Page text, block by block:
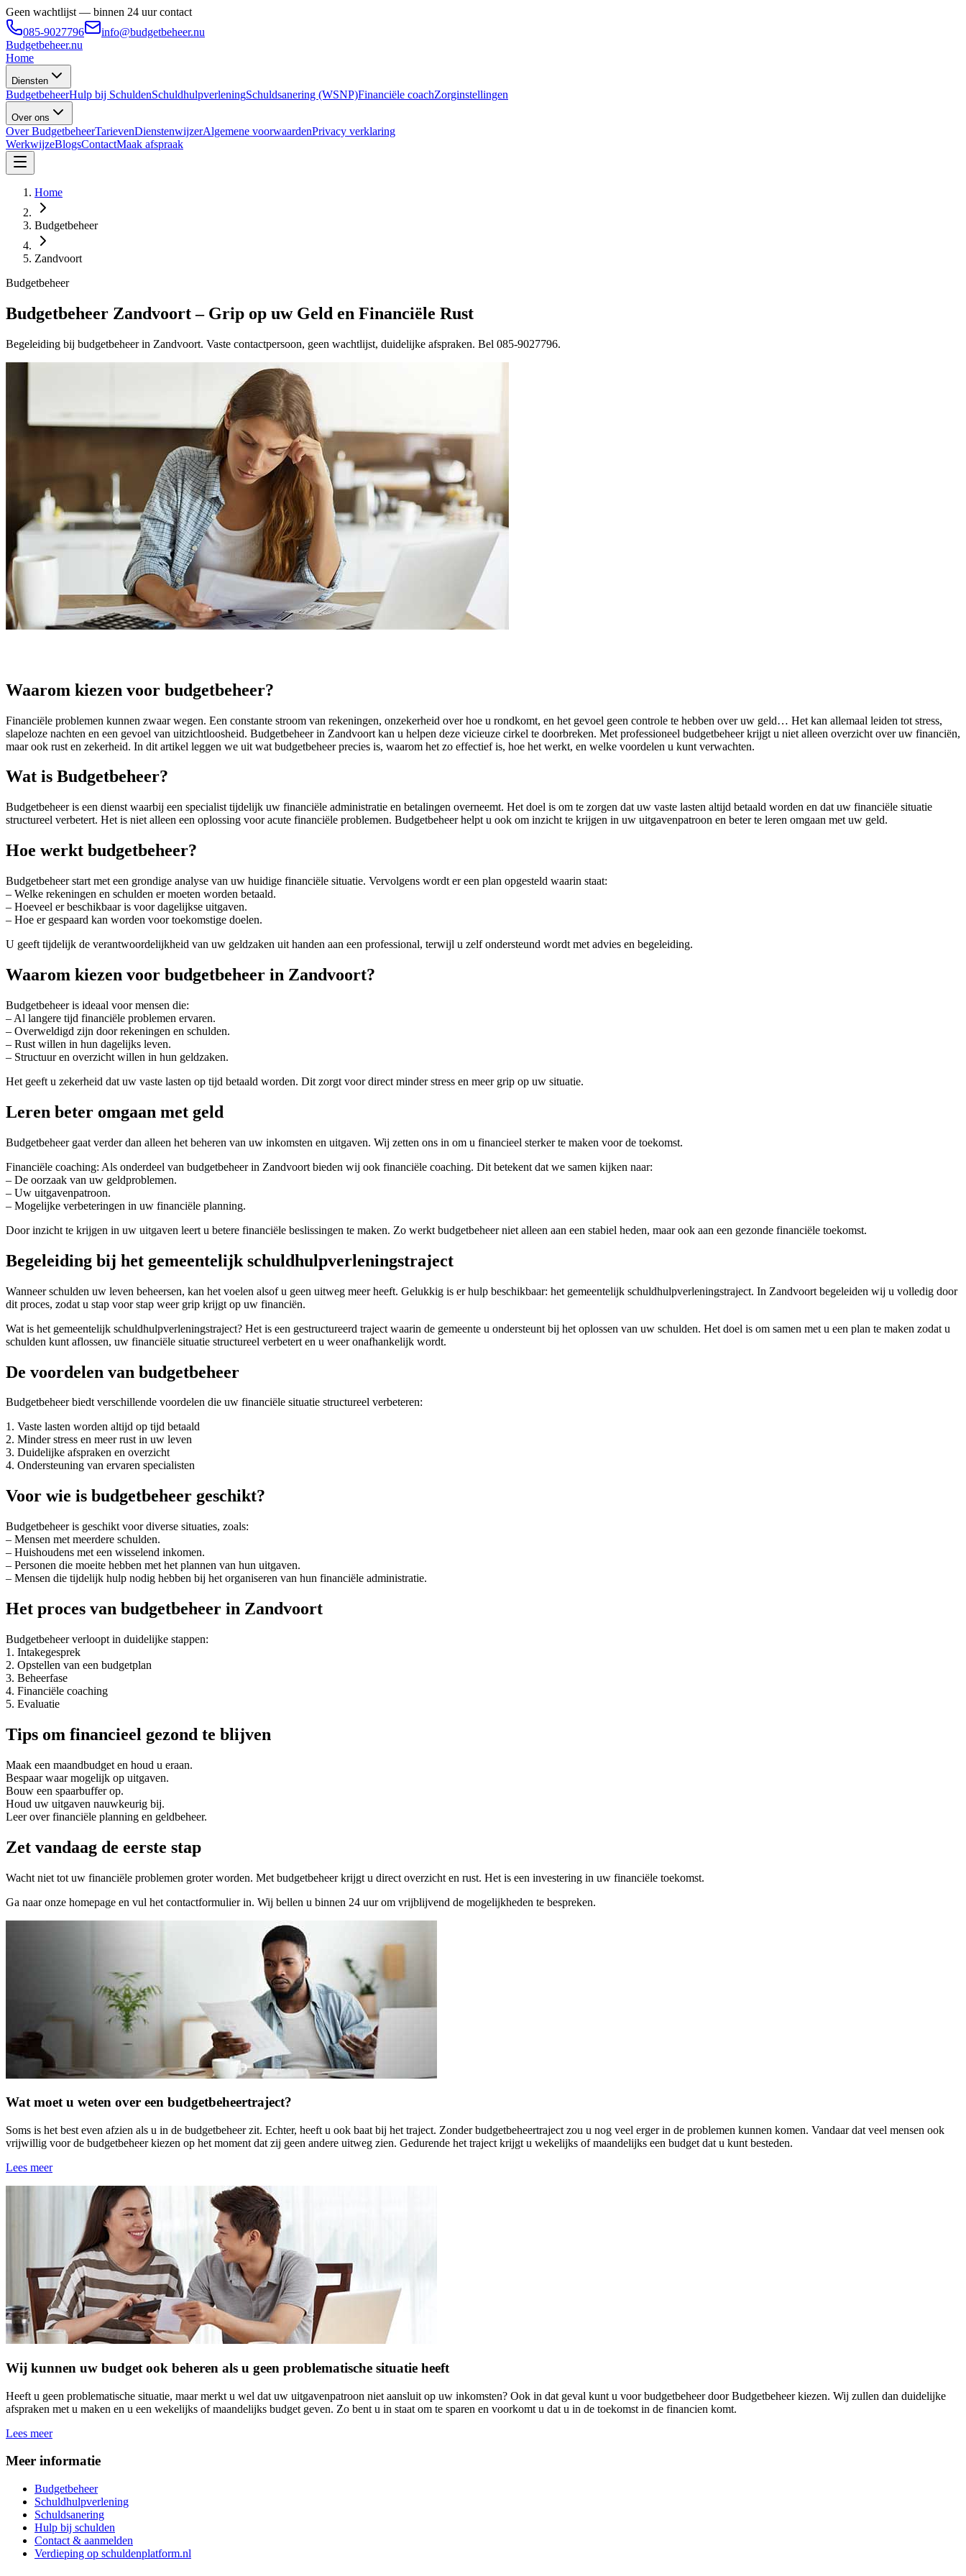
Geen wachtlijst — binnen 24 uur contact
085-9027796
info@budgetbeheer.nu
Budgetbeheer.nu
Home
Diensten
BudgetbeheerHulp bij SchuldenSchuldhulpverleningSchuldsanering (WSNP)Financiële coachZorginstellingen
Over ons
Over BudgetbeheerTarievenDienstenwijzerAlgemene voorwaardenPrivacy verklaring
WerkwijzeBlogsContactMaak afspraak
Home
Budgetbeheer
Zandvoort
Budgetbeheer
Budgetbeheer Zandvoort – Grip op uw Geld en Financiële Rust
Begeleiding bij budgetbeheer in Zandvoort. Vaste contactpersoon, geen wachtlijst, duidelijke afspraken. Bel 085-9027796.
Waarom kiezen voor budgetbeheer?
Financiële problemen kunnen zwaar wegen. Een constante stroom van rekeningen, onzekerheid over hoe u rondkomt, en het gevoel geen controle te hebben over uw geld… Het kan allemaal leiden tot stress,
slapeloze nachten en een gevoel van uitzichtloosheid. Budgetbeheer in Zandvoort kan u helpen deze vicieuze cirkel te doorbreken. Met professioneel budgetbeheer krijgt u niet alleen overzicht over uw financiën,
maar ook rust en zekerheid. In dit artikel leggen we uit wat budgetbeheer precies is, waarom het zo effectief is, hoe het werkt, en welke voordelen u kunt verwachten.
Wat is Budgetbeheer?
Budgetbeheer is een dienst waarbij een specialist tijdelijk uw financiële administratie en betalingen overneemt. Het doel is om te zorgen dat uw vaste lasten altijd betaald worden en dat uw financiële situatie
structureel verbetert. Het is niet alleen een oplossing voor acute financiële problemen. Budgetbeheer helpt u ook om inzicht te krijgen in uw uitgavenpatroon en beter te leren omgaan met uw geld.
Hoe werkt budgetbeheer?
Budgetbeheer start met een grondige analyse van uw huidige financiële situatie. Vervolgens wordt er een plan opgesteld waarin staat:
– Welke rekeningen en schulden er moeten worden betaald.
– Hoeveel er beschikbaar is voor dagelijkse uitgaven.
– Hoe er gespaard kan worden voor toekomstige doelen.
U geeft tijdelijk de verantwoordelijkheid van uw geldzaken uit handen aan een professional, terwijl u zelf ondersteund wordt met advies en begeleiding.
Waarom kiezen voor budgetbeheer in Zandvoort?
Budgetbeheer is ideaal voor mensen die:
– Al langere tijd financiële problemen ervaren.
– Overweldigd zijn door rekeningen en schulden.
– Rust willen in hun dagelijks leven.
– Structuur en overzicht willen in hun geldzaken.
Het geeft u zekerheid dat uw vaste lasten op tijd betaald worden. Dit zorgt voor direct minder stress en meer grip op uw situatie.
Leren beter omgaan met geld
Budgetbeheer gaat verder dan alleen het beheren van uw inkomsten en uitgaven. Wij zetten ons in om u financieel sterker te maken voor de toekomst.
Financiële coaching: Als onderdeel van budgetbeheer in Zandvoort bieden wij ook financiële coaching. Dit betekent dat we samen kijken naar:
– De oorzaak van uw geldproblemen.
– Uw uitgavenpatroon.
– Mogelijke verbeteringen in uw financiële planning.
Door inzicht te krijgen in uw uitgaven leert u betere financiële beslissingen te maken. Zo werkt budgetbeheer niet alleen aan een stabiel heden, maar ook aan een gezonde financiële toekomst.
Begeleiding bij het gemeentelijk schuldhulpverleningstraject
Wanneer schulden uw leven beheersen, kan het voelen alsof u geen uitweg meer heeft. Gelukkig is er hulp beschikbaar: het gemeentelijk schuldhulpverleningstraject. In Zandvoort begeleiden wij u volledig door
dit proces, zodat u stap voor stap weer grip krijgt op uw financiën.
Wat is het gemeentelijk schuldhulpverleningstraject? Het is een gestructureerd traject waarin de gemeente u ondersteunt bij het oplossen van uw schulden. Het doel is om samen met u een plan te maken zodat u
schulden kunt aflossen, uw financiële situatie structureel verbetert en u weer onafhankelijk wordt.
De voordelen van budgetbeheer
Budgetbeheer biedt verschillende voordelen die uw financiële situatie structureel verbeteren:
1. Vaste lasten worden altijd op tijd betaald
2. Minder stress en meer rust in uw leven
3. Duidelijke afspraken en overzicht
4. Ondersteuning van ervaren specialisten
Voor wie is budgetbeheer geschikt?
Budgetbeheer is geschikt voor diverse situaties, zoals:
– Mensen met meerdere schulden.
– Huishoudens met een wisselend inkomen.
– Personen die moeite hebben met het plannen van hun uitgaven.
– Mensen die tijdelijk hulp nodig hebben bij het organiseren van hun financiële administratie.
Het proces van budgetbeheer in Zandvoort
Budgetbeheer verloopt in duidelijke stappen:
1. Intakegesprek
2. Opstellen van een budgetplan
3. Beheerfase
4. Financiële coaching
5. Evaluatie
Tips om financieel gezond te blijven
Maak een maandbudget en houd u eraan.
Bespaar waar mogelijk op uitgaven.
Bouw een spaarbuffer op.
Houd uw uitgaven nauwkeurig bij.
Leer over financiële planning en geldbeheer.
Zet vandaag de eerste stap
Wacht niet tot uw financiële problemen groter worden. Met budgetbeheer krijgt u direct overzicht en rust. Het is een investering in uw financiële toekomst.
Ga naar onze homepage en vul het contactformulier in. Wij bellen u binnen 24 uur om vrijblijvend de mogelijkheden te bespreken.
Wat moet u weten over een budgetbeheertraject?
Soms is het best even afzien als u in de budgetbeheer zit. Echter, heeft u ook baat bij het traject. Zonder budgetbeheertraject zou u nog veel erger in de problemen kunnen komen. Vandaar dat veel mensen ook
vrijwillig voor de budgetbeheer kiezen op het moment dat zij geen andere uitweg zien. Gedurende het traject krijgt u wekelijks of maandelijks een budget dat u kunt besteden.
Lees meer
Wij kunnen uw budget ook beheren als u geen problematische situatie heeft
Heeft u geen problematische situatie, maar merkt u wel dat uw uitgavenpatroon niet aansluit op uw inkomsten? Ook in dat geval kunt u voor budgetbeheer door Budgetbeheer kiezen. Wij zullen dan duidelijke
afspraken met u maken en u een wekelijks of maandelijks budget geven. Zo bent u in staat om te sparen en voorkomt u dat u in de toekomst in de financien komt.
Lees meer
Meer informatie
Budgetbeheer
Schuldhulpverlening
Schuldsanering
Hulp bij schulden
Contact & aanmelden
Verdieping op schuldenplatform.nl